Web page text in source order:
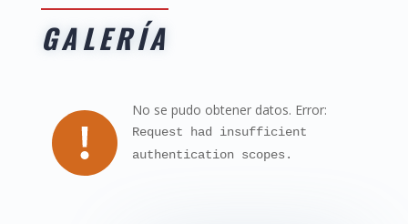
GALERÍA
No se pudo obtener datos. Error:
Request had insufficient
authentication scopes.